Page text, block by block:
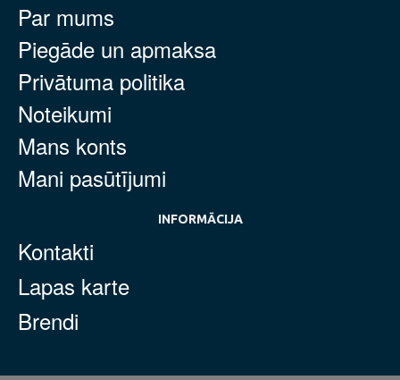
Par mums
Piegāde un apmaksa
Privātuma politika
Noteikumi
Mans konts
Mani pasūtījumi
INFORMĀCIJA
Kontakti
Lapas karte
Brendi